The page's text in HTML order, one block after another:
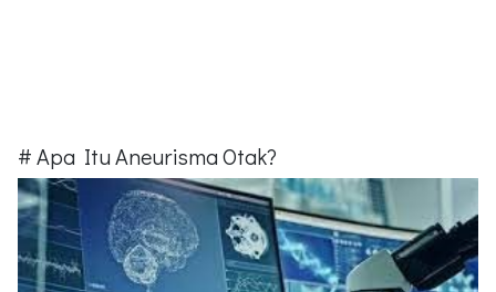
# Apa Itu Aneurisma Otak?